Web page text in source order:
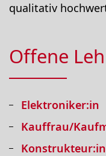
qualitativ
Offene
Elektroniker:in
Kauffrau/
Konstrukteur:in